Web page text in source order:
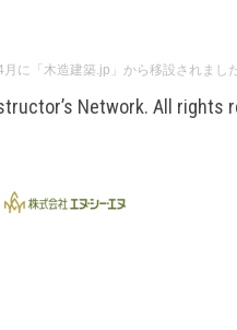
に「木造建築.jp」から移設されまし
Network. All rights